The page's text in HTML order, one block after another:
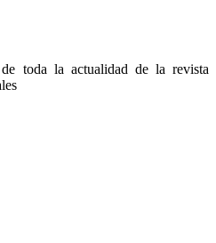
toda la actualidad de la revista